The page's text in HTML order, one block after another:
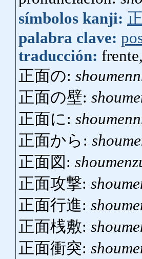
símbolos kanji:
palabra clave:
traducción:
正面の:
正面の壁:
正面に:
正面から:
正面図:
正面攻撃:
正面行進:
正面桟敷:
正面衝突: